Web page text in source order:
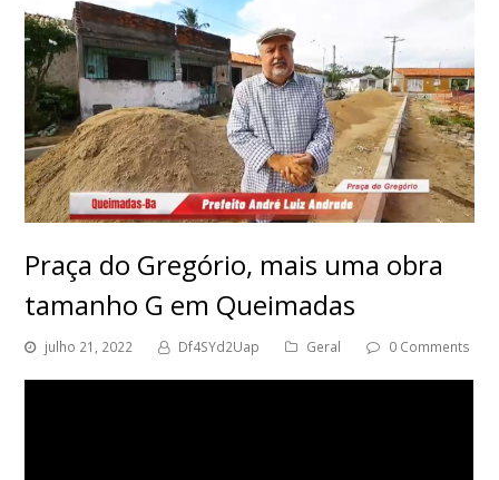
Praça do Gregório, mais uma obra
tamanho G em Queimadas
julho 21, 2022 Df4SYd2Uap Geral 0 Comments